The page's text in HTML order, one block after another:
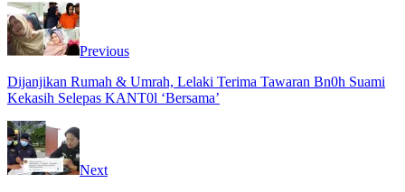
Previous
Dijanjikan Rumah & Umrah, Lelaki Terima Tawaran Bn0h Suami
Kekasih Selepas KANT0l ‘Bersama’
Next